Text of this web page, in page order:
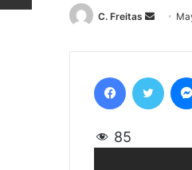
C. Freitas
Send
email
85